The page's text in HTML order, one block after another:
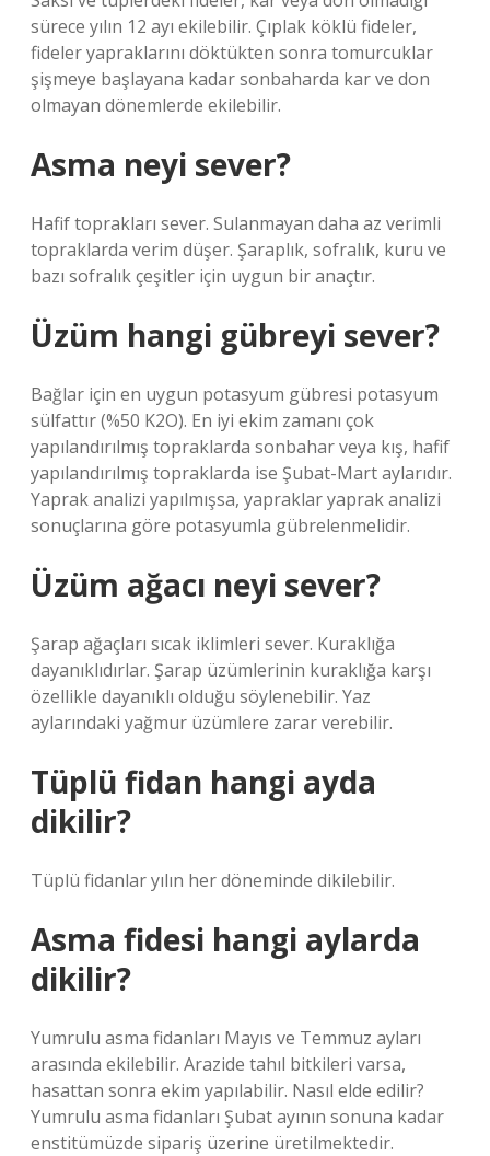
sürece yılın 12 ayı ekilebilir. Çıplak köklü fideler,
fideler yapraklarını döktükten sonra tomurcuklar
şişmeye başlayana kadar sonbaharda kar ve don
olmayan dönemlerde ekilebilir.
Asma neyi sever?
Hafif toprakları sever. Sulanmayan daha az verimli
topraklarda verim düşer. Şaraplık, sofralık, kuru ve
bazı sofralık çeşitler için uygun bir anaçtır.
Üzüm hangi gübreyi sever?
Bağlar için en uygun potasyum gübresi potasyum
sülfattır (%50 K2O). En iyi ekim zamanı çok
yapılandırılmış topraklarda sonbahar veya kış, hafif
yapılandırılmış topraklarda ise Şubat-Mart aylarıdır.
Yaprak analizi yapılmışsa, yapraklar yaprak analizi
sonuçlarına göre potasyumla gübrelenmelidir.
Üzüm ağacı neyi sever?
Şarap ağaçları sıcak iklimleri sever. Kuraklığa
dayanıklıdırlar. Şarap üzümlerinin kuraklığa karşı
özellikle dayanıklı olduğu söylenebilir. Yaz
aylarındaki yağmur üzümlere zarar verebilir.
Tüplü fidan hangi ayda
dikilir?
Tüplü fidanlar yılın her döneminde dikilebilir.
Asma fidesi hangi aylarda
dikilir?
Yumrulu asma fidanları Mayıs ve Temmuz ayları
arasında ekilebilir. Arazide tahıl bitkileri varsa,
hasattan sonra ekim yapılabilir. Nasıl elde edilir?
Yumrulu asma fidanları Şubat ayının sonuna kadar
enstitümüzde sipariş üzerine üretilmektedir.